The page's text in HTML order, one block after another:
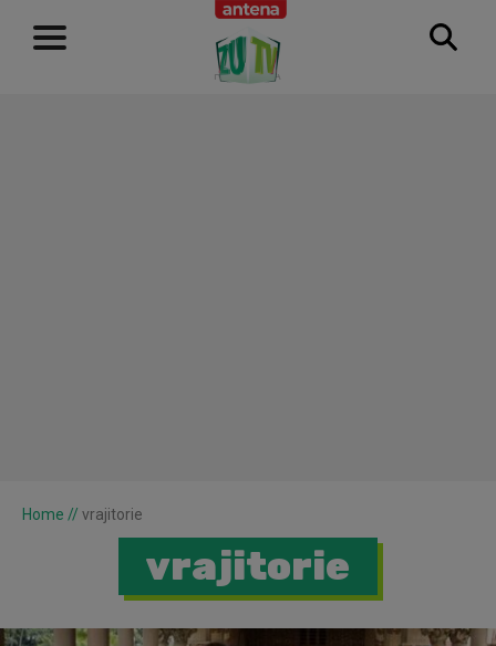
RECLAMĂ
Home // vrajitorie
vrajitorie